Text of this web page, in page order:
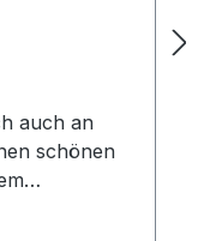
auch an
schönen